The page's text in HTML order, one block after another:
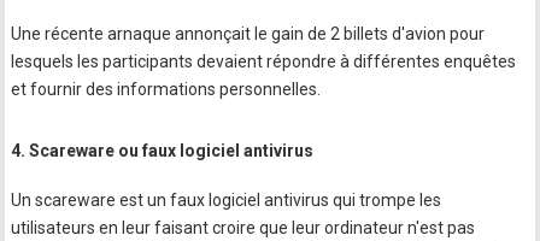
Une récente arnaque annonçait le gain de 2 billets d'avion pour
lesquels les participants devaient répondre à différentes enquêtes
et fournir des informations personnelles.
4. Scareware ou faux logiciel antivirus
Un scareware est un faux logiciel antivirus qui trompe les
utilisateurs en leur faisant croire que leur ordinateur n'est pas